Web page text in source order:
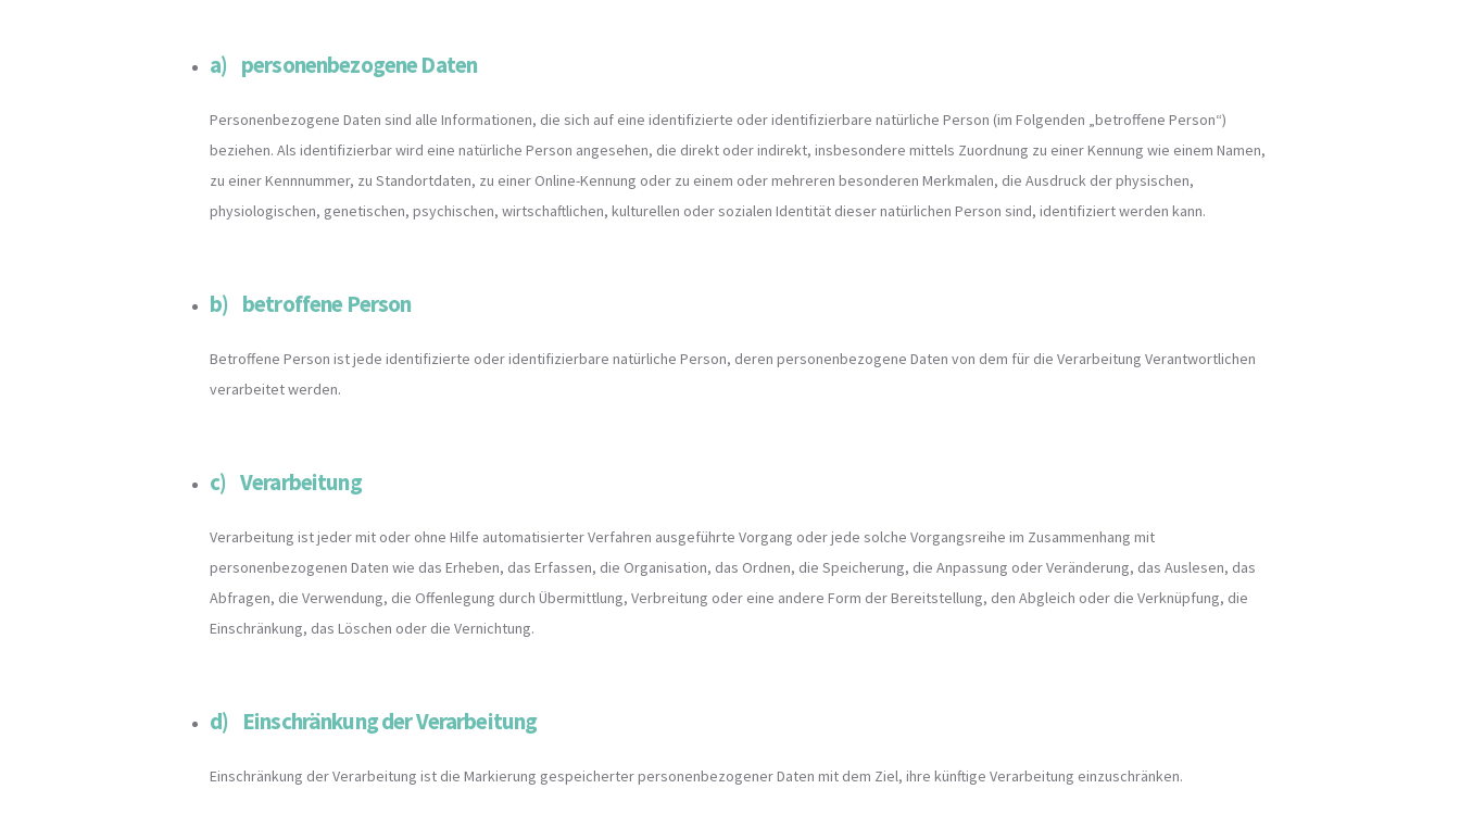
a) personenbezogene Daten
Personenbezogene Daten sind alle Informationen, die sich auf eine identifizierte oder identifizierbare natürliche Person (im Folgenden „betroffene Person“)
beziehen. Als identifizierbar wird eine natürliche Person angesehen, die direkt oder indirekt, insbesondere mittels Zuordnung zu einer Kennung wie einem Namen,
zu einer Kennnummer, zu Standortdaten, zu einer Online-Kennung oder zu einem oder mehreren besonderen Merkmalen, die Ausdruck der physischen,
physiologischen, genetischen, psychischen, wirtschaftlichen, kulturellen oder sozialen Identität dieser natürlichen Person sind, identifiziert werden kann.
b) betroffene Person
Betroffene Person ist jede identifizierte oder identifizierbare natürliche Person, deren personenbezogene Daten von dem für die Verarbeitung Verantwortlichen
verarbeitet werden.
c) Verarbeitung
Verarbeitung ist jeder mit oder ohne Hilfe automatisierter Verfahren ausgeführte Vorgang oder jede solche Vorgangsreihe im Zusammenhang mit
personenbezogenen Daten wie das Erheben, das Erfassen, die Organisation, das Ordnen, die Speicherung, die Anpassung oder Veränderung, das Auslesen, das
Abfragen, die Verwendung, die Offenlegung durch Übermittlung, Verbreitung oder eine andere Form der Bereitstellung, den Abgleich oder die Verknüpfung, die
Einschränkung, das Löschen oder die Vernichtung.
d) Einschränkung der Verarbeitung
Einschränkung der Verarbeitung ist die Markierung gespeicherter personenbezogener Daten mit dem Ziel, ihre künftige Verarbeitung einzuschränken.